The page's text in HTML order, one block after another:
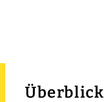
Überblick